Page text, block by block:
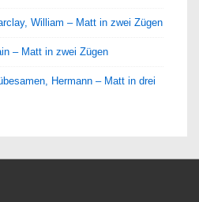
William – Matt in zwei Zügen
– Matt in zwei Zügen
Hermann – Matt in drei